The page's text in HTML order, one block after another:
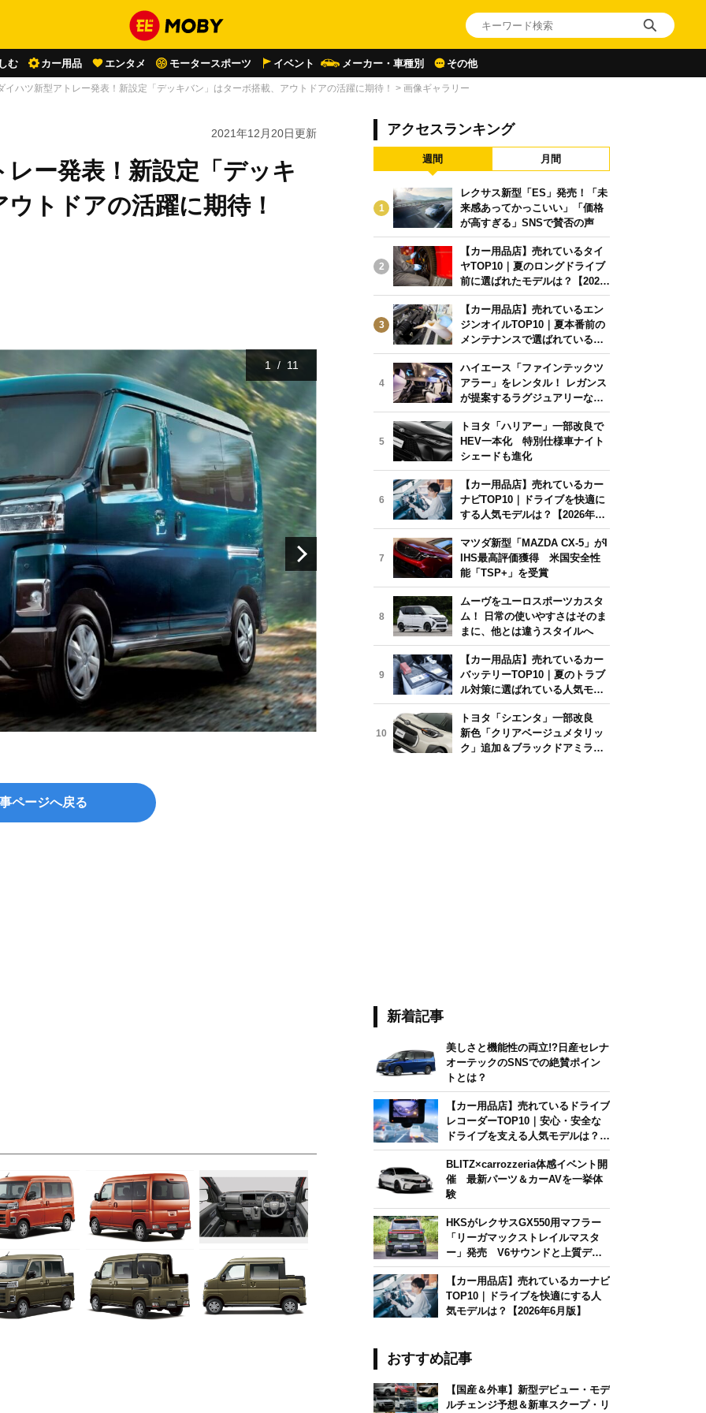
む カー用品 エンタメ モータースポーツ イベント メーカー・車種別 その他
イハツ新型アトレー発表！新設定「デッキバン」はターボ搭載、アウトドアの活躍に期待！ > 画像ギャラリー
2021年12月20日更新
ー発表！新設定「デッキ
トドアの活躍に期待！
1 / 11
ページへ戻る
アクセスランキング
週間 月間
1
レクサス新型「ES」発売！「未
来感あってかっこいい」「価格
が高すぎる」SNSで賛否の声
2
【カー用品店】売れているタイ
ヤTOP10｜夏のロングドライブ
前に選ばれたモデルは？【2026
年6月版】
3
【カー用品店】売れているエン
ジンオイルTOP10｜夏本番前の
メンテナンスで選ばれている人
気モデルは？【2026年6月版】
4
ハイエース「ファインテックツ
アラー」をレンタル！ レガンス
が提案するラグジュアリーな移
動体験
5
トヨタ「ハリアー」一部改良で
HEV一本化 特別仕様車ナイト
シェードも進化
6
【カー用品店】売れているカー
ナビTOP10｜ドライブを快適に
する人気モデルは？【2026年6
月版】
7
マツダ新型「MAZDA CX-5」がI
IHS最高評価獲得 米国安全性
能「TSP+」を受賞
8
ムーヴをユーロスポーツカスタ
ム！ 日常の使いやすさはそのま
まに、他とは違うスタイルへ
9
【カー用品店】売れているカー
バッテリーTOP10｜夏のトラブ
ル対策に選ばれている人気モデ
ルは？【2026年6月版】
10
トヨタ「シエンタ」一部改良
新色「クリアベージュメタリッ
ク」追加＆ブラックドアミラー
新着記事
美しさと機能性の両立!?日産セレナ
オーテックのSNSでの絶賛ポイン
トとは？
【カー用品店】売れているドライブ
レコーダーTOP10｜安心・安全な
ドライブを支える人気モデルは？
【2026年6月版】
BLITZ×carrozzeria体感イベント開
催 最新パーツ＆カーAVを一挙体
験
HKSがレクサスGX550用マフラー
「リーガマックストレイルマスタ
ー」発売 V6サウンドと上質デザ
インを両立
【カー用品店】売れているカーナビ
TOP10｜ドライブを快適にする人
気モデルは？【2026年6月版】
おすすめ記事
【国産＆外車】新型デビュー・モデ
ルチェンジ予想＆新車スクープ・リ